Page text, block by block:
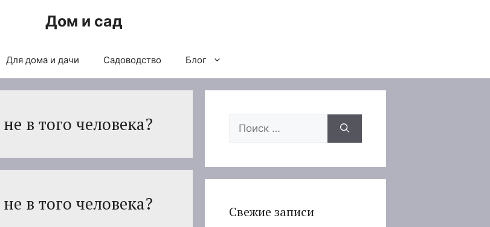
Дом и сад
Для дома и дачи Садоводство Блог
в того человека?
в того человека?
Поиск:
Свежие записи